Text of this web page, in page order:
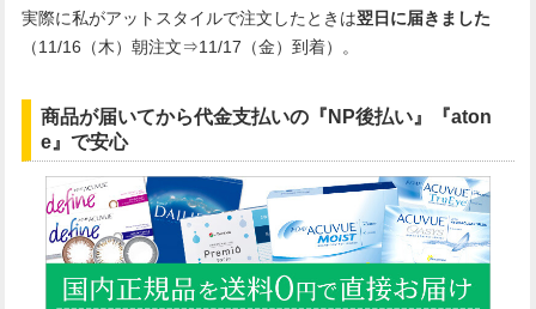
実際に私がアットスタイルで注文したときは翌日に届きました
（11/16（木）朝注文⇒11/17（金）到着）。
商品が届いてから代金支払いの『NP後払い』『aton
e』で安心